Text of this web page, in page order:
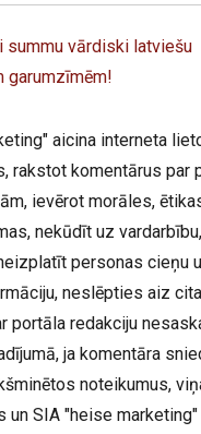
vārdiski latviešu
garumzīmēm!
aicina interneta
rakstot komentārus par
ievērot morāles,
nekūdīt uz
personas cieņu
neslēpties aiz
portāla redakciju
ja komentāra
noteikumus,
un SIA "heise